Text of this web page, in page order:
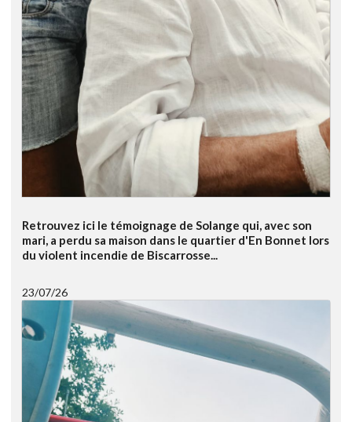
Retrouvez ici le témoignage de Solange qui, avec son
mari, a perdu sa maison dans le quartier d'En Bonnet lors
du violent incendie de Biscarrosse...
23/07/26